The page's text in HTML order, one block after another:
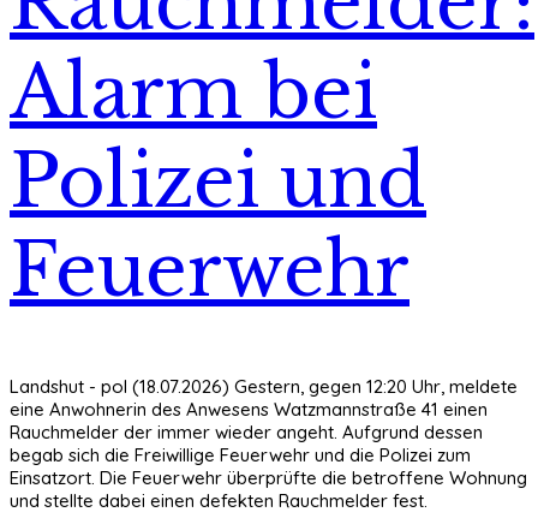
Alarm bei
Polizei und
Feuerwehr
Landshut - pol (18.07.2026) Gestern, gegen 12:20 Uhr, meldete
eine Anwohnerin des Anwesens Watzmannstraße 41 einen
Rauchmelder der immer wieder angeht. Aufgrund dessen
begab sich die Freiwillige Feuerwehr und die Polizei zum
Einsatzort. Die Feuerwehr überprüfte die betroffene Wohnung
und stellte dabei einen defekten Rauchmelder fest.